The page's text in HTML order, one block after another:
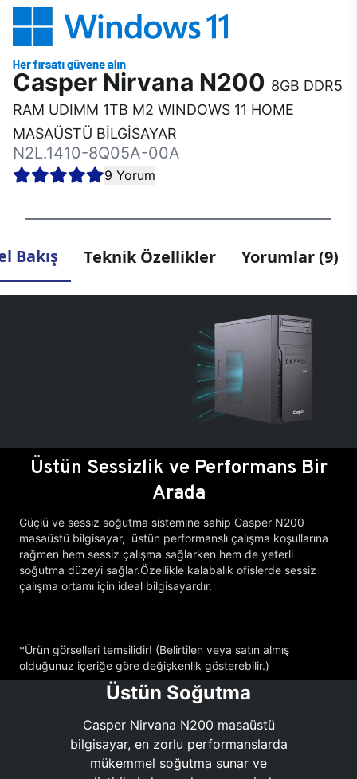
Casper Nirvana N200 8GB DDR5
RAM UDIMM 1TB M2 WINDOWS 11 HOME
MASAÜSTÜ BİLGİSAYAR
N2L.1410-8Q05A-00A
9 Yorum
Bakış Teknik Özellikler Yorumlar (9)
Üstün Sessizlik ve Performans Bir
Arada
Güçlü ve sessiz soğutma sistemine sahip Casper N200
masaüstü bilgisayar, üstün performanslı çalışma koşullarına
rağmen hem sessiz çalışma sağlarken hem de yeterli
soğutma düzeyi sağlar.Özellikle kalabalık ofislerde sessiz
çalışma ortamı için ideal bilgisayardır.
*Ürün görselleri temsilidir! (Belirtilen veya satın almış
olduğunuz içeriğe göre değişkenlik gösterebilir.)
Üstün Soğutma
Casper Nirvana N200 masaüstü
bilgisayar, en zorlu performanslarda
mükemmel soğutma sunar ve